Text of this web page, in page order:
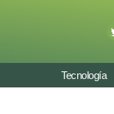
Tecnología